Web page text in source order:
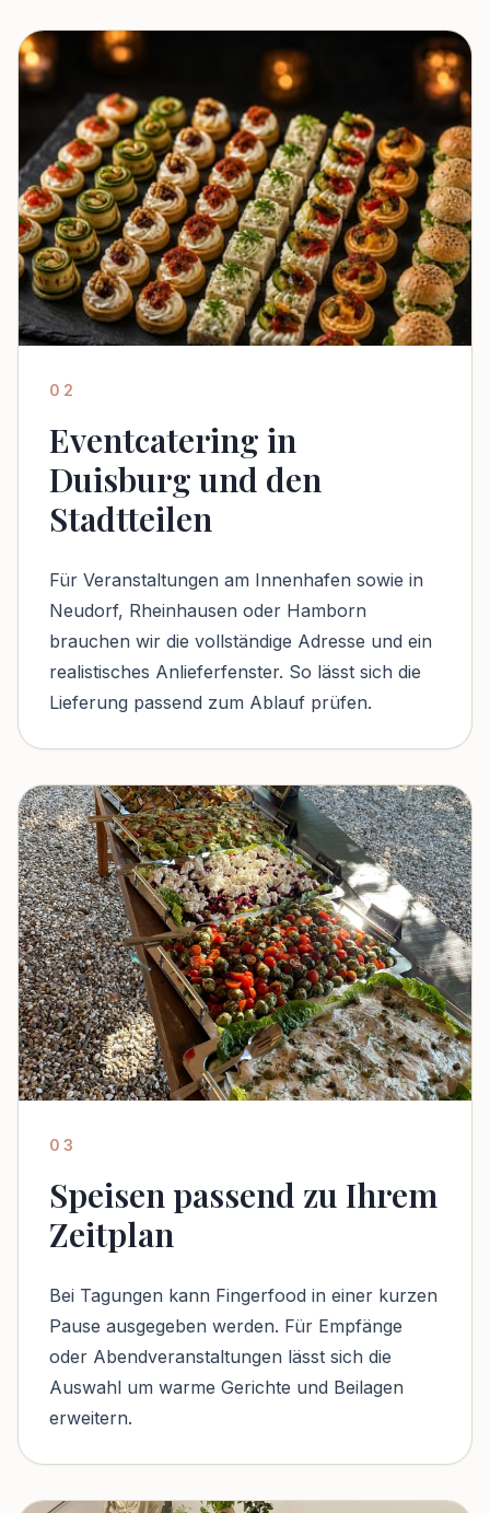
02
Eventcatering in
Duisburg und den
Stadtteilen
Für Veranstaltungen am Innenhafen sowie in
Neudorf, Rheinhausen oder Hamborn
brauchen wir die vollständige Adresse und ein
realistisches Anlieferfenster. So lässt sich die
Lieferung passend zum Ablauf prüfen.
03
Speisen passend zu Ihrem
Zeitplan
Bei Tagungen kann Fingerfood in einer kurzen
Pause ausgegeben werden. Für Empfänge
oder Abendveranstaltungen lässt sich die
Auswahl um warme Gerichte und Beilagen
erweitern.